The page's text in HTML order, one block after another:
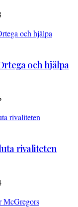
och hjälpa
rivaliteten